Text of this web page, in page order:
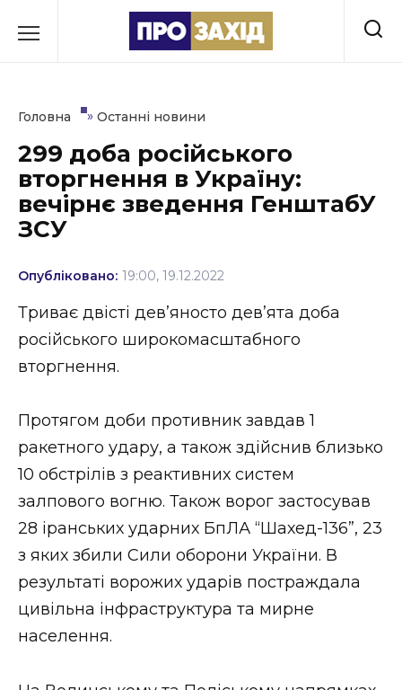
до
Культура
Освіта
Соціум
Спорт
Стиль життя
Втрачений Ужгород
Втрачений Ужгород (відеоверсія)
ЗАКАРПАТСЬКІ НОВИНИ
Головна » Останні новини
299 доба російського
вторгнення в Україну:
вечірнє зведення ГенштабУ
ЗСУ
Опубліковано: 19:00, 19.12.2022
Триває двісті дев’яносто дев’ята доба
російського широкомасштабного
вторгнення.
Протягом доби противник завдав 1
ракетного удару, а також здійснив близько
10 обстрілів з реактивних систем
залпового вогню. Також ворог застосував
28 іранських ударних БпЛА “Шахед-136”, 23
з яких збили Сили оборони України. В
результаті ворожих ударів постраждала
цивільна інфраструктура та мирне
населення.